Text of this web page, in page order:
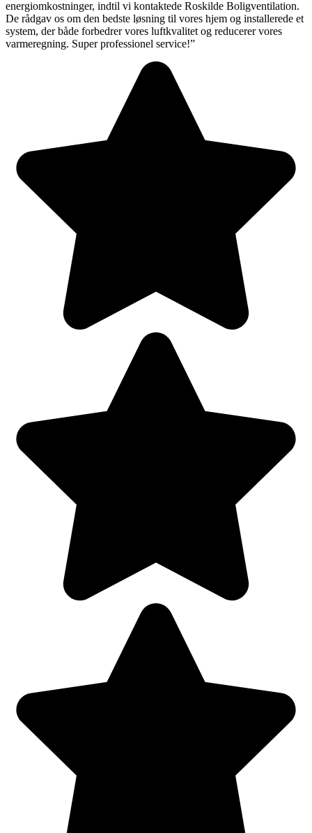
energiomkostninger, indtil vi kontaktede Roskilde Boligventilation.
De rådgav os om den bedste løsning til vores hjem og installerede et
system, der både forbedrer vores luftkvalitet og reducerer vores
varmeregning. Super professionel service!”